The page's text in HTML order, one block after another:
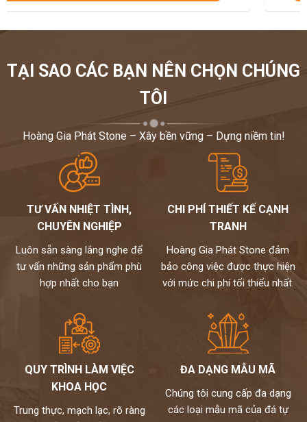
TẠI SAO CÁC BẠN NÊN CHỌN CHÚNG
TÔI
Hoàng Gia Phát Stone – Xây bền vững – Dựng niềm tin!
TƯ VẤN NHIỆT TÌNH,
CHUYÊN NGHIỆP
Luôn sẵn sàng lắng nghe để
tư vấn những sản phẩm phù
hợp nhất cho bạn
CHI PHÍ THIẾT KẾ CẠNH
TRANH
Hoàng Gia Phát Stone đảm
bảo công việc được thực hiện
với mức chi phí tối thiểu nhất.
QUY TRÌNH LÀM VIỆC
KHOA HỌC
Trung thực, mạch lạc, rõ ràng
ĐA DẠNG MẪU MÃ
Chúng tôi cung cấp đa dạng
các loại mẫu mã của đá tự